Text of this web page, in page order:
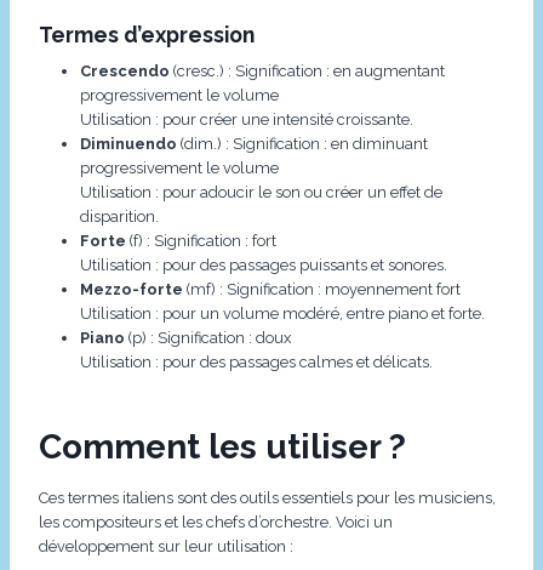
Termes d’expression
Crescendo (cresc.) : Signification : en augmentant
progressivement le volume
Utilisation : pour créer une intensité croissante.
Diminuendo (dim.) : Signification : en diminuant
progressivement le volume
Utilisation : pour adoucir le son ou créer un effet de
disparition.
Forte (f) : Signification : fort
Utilisation : pour des passages puissants et sonores.
Mezzo-forte (mf) : Signification : moyennement fort
Utilisation : pour un volume modéré, entre piano et forte.
Piano (p) : Signification : doux
Utilisation : pour des passages calmes et délicats.
Comment les utiliser ?
Ces termes italiens sont des outils essentiels pour les musiciens,
les compositeurs et les chefs d’orchestre. Voici un
développement sur leur utilisation :